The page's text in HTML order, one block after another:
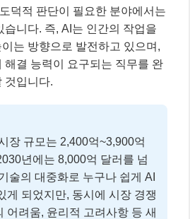
덕적 판단이 필요한 분야에서는
습니다. 즉, AI는 인간의 작업을
는 방향으로 발전하고 있으며,
해결 능력이 요구되는 직무를 완
것입니다.
장 규모는 2,400억~3,900억
년에는 8,000억 달러를 넘
술의 대중화로 누구나 쉽게 AI
게 되었지만, 동시에 시장 경쟁
어려움, 윤리적 고려사항 등 새